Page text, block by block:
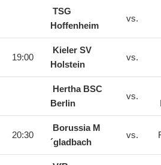
TSG
Hoffenheim
vs.
19:00
Kieler SV
Holstein
vs.
Hertha BSC
Berlin
vs.
20:30
Borussia M
´gladbach
vs.